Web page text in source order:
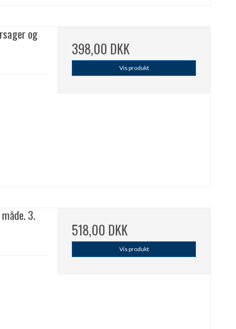
og
398,00 DKK
Vis produkt
3.
518,00 DKK
Vis produkt